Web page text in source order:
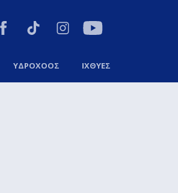
ΥΔΡΟΧΟΟΣ ΙΧΘΥΕΣ